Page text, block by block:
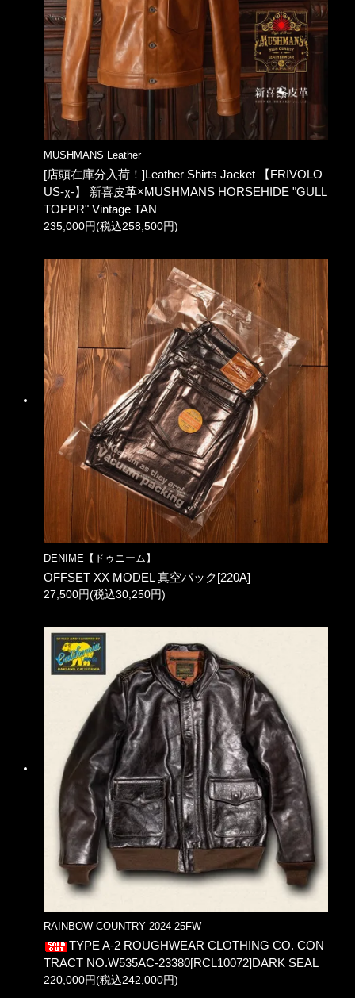
MUSHMANS Leather
[店頭在庫分入荷！]Leather Shirts Jacket 【FRIVOLO
US-χ-】 新喜皮革×MUSHMANS HORSEHIDE "GULL
TOPPR" Vintage TAN
235,000円(税込258,500円)
DENIME【ドゥニーム】
OFFSET XX MODEL 真空パック[220A]
27,500円(税込30,250円)
RAINBOW COUNTRY 2024-25FW
TYPE A-2 ROUGHWEAR CLOTHING CO. CON
TRACT NO.W535AC-23380[RCL10072]DARK SEAL
220,000円(税込242,000円)